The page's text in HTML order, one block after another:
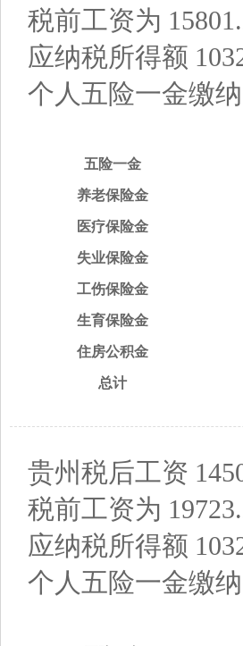
税前工资为
应纳税所得额
个人五险一金缴纳
五险一金
养老保险金
医疗保险金
失业保险金
工伤保险金
生育保险金
住房公积金
总计
贵州税后工资
税前工资为
应纳税所得额
个人五险一金缴纳